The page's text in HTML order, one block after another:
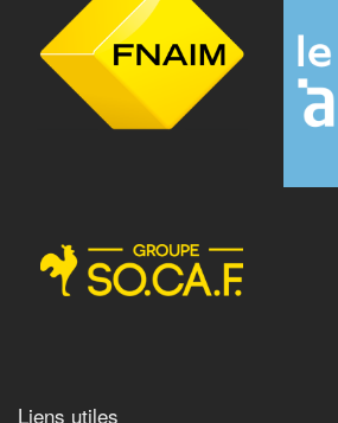
Liens utiles